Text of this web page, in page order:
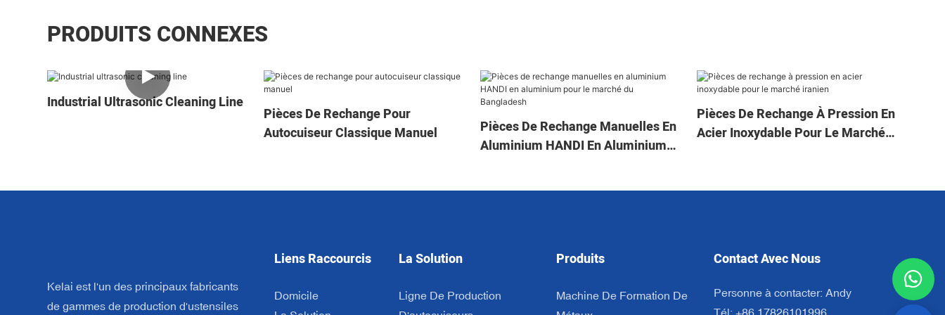
PRODUITS CONNEXES
Industrial Ultrasonic Cleaning Line
Pièces De Rechange Pour
Autocuiseur Classique Manuel
Pièces De Rechange Manuelles En
Aluminium HANDI En Aluminium
Pièces De Rechange À Pression En
Acier Inoxydable Pour Le Marché
Kelai est l'un des principaux fabricants
de gammes de production d'ustensiles
Liens Raccourcis
Domicile
La Solution
Ligne De Production
Produits
Machine De Formation De
Contact Avec Nous
Personne à contacter: Andy
Tél: +86 17826101996